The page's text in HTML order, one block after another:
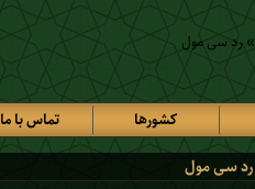
»رد سی مول
کشورها تماس با ما
رد سی مول